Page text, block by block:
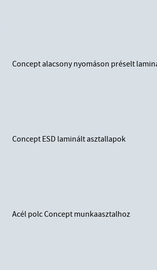
Concept alacsony nyomáson préselt
Concept ESD laminált asztallapok
Acél polc Concept munkaasztalhoz